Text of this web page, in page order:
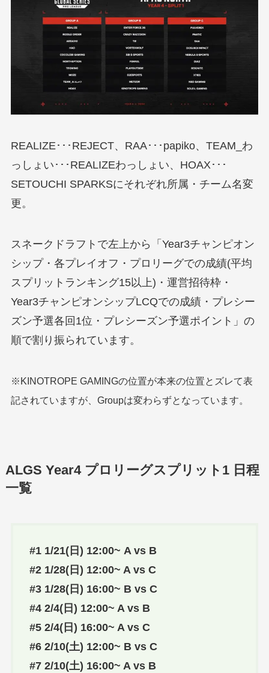
REALIZE･･･REJECT、RAA･･･papiko、TEAM_わ
っしょい･･･REALIZEわっしょい、HOAX･･･
SETOUCHI SPARKSにそれぞれ所属・チーム名変
更。
スネークドラフトで左上から「Year3チャンピオン
シップ・各プレイオフ・プロリーグでの成績(平均
スプリットランキング15以上)・運営招待枠・
Year3チャンピオンシップLCQでの成績・プレシー
ズン予選各回1位・プレシーズン予選ポイント」の
順で割り振られています。
※KINOTROPE GAMINGの位置が本来の位置とズレて表
記されていますが、Groupは変わらずとなっています。
ALGS Year4 プロリーグスプリット1 日程
一覧
#1 1/21(日) 12:00~ A vs B
#2 1/28(日) 12:00~ A vs C
#3 1/28(日) 16:00~ B vs C
#4 2/4(日) 12:00~ A vs B
#5 2/4(日) 16:00~ A vs C
#6 2/10(土) 12:00~ B vs C
#7 2/10(土) 16:00~ A vs B